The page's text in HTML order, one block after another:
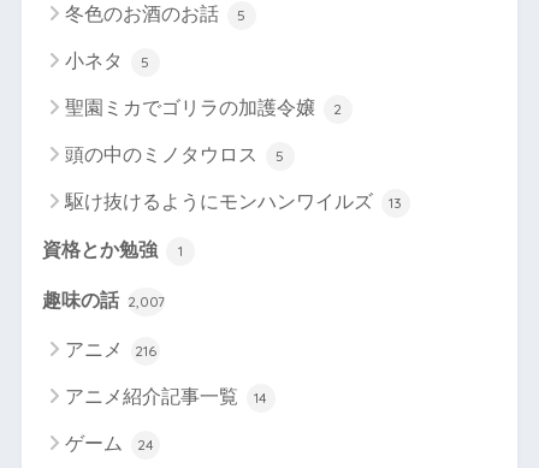
冬色のお酒のお話 5
小ネタ 5
聖園ミカでゴリラの加護令嬢 2
頭の中のミノタウロス 5
駆け抜けるようにモンハンワイルズ 13
資格とか勉強 1
趣味の話 2,007
アニメ 216
アニメ紹介記事一覧 14
ゲーム 24